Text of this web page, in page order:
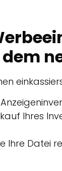
Ihres
Ihre Datei